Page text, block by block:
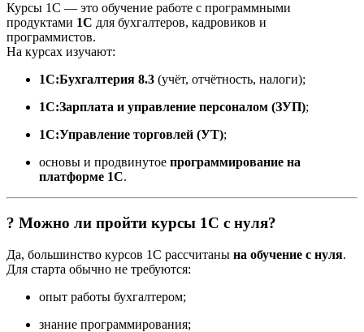
Курсы 1С — это обучение работе с программными
продуктами 1С для бухгалтеров, кадровиков и
программистов.
На курсах изучают:
1С:Бухгалтерия 8.3 (учёт, отчётность, налоги);
1С:Зарплата и управление персоналом (ЗУП);
1С:Управление торговлей (УТ);
основы и продвинутое программирование на
платформе 1С.
? Можно ли пройти курсы 1С с нуля?
Да, большинство курсов 1С рассчитаны на обучение с нуля.
Для старта обычно не требуются:
опыт работы бухгалтером;
знание программирования;